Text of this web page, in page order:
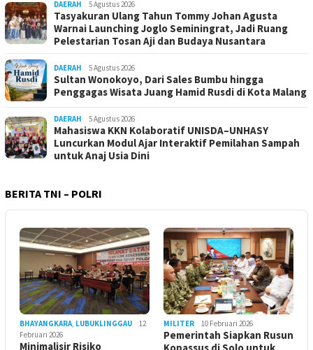
DAERAH 5 Agustus 2026
Tasyakuran Ulang Tahun Tommy Johan Agusta
Warnai Launching Joglo Seminingrat, Jadi Ruang
Pelestarian Tosan Aji dan Budaya Nusantara
DAERAH 5 Agustus 2026
Sultan Wonokoyo, Dari Sales Bumbu hingga
Penggagas Wisata Juang Hamid Rusdi di Kota Malang
DAERAH 5 Agustus 2026
Mahasiswa KKN Kolaboratif UNISDA–UNHASY
Luncurkan Modul Ajar Interaktif Pemilahan Sampah
untuk Anaj Usia Dini
BERITA TNI – POLRI
BHAYANGKARA, LUBUKLINGGAU
12
Februari 2026
Minimalisir Risiko
MILITER 10 Februari 2026
Pemerintah Siapkan Rusun